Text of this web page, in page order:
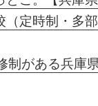
（定時制・多
制がある兵庫